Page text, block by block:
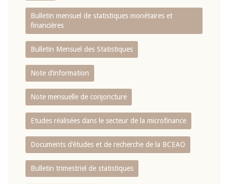
Bulletin mensuel de statistiques monétaires et
financières
Bulletin Mensuel des Statistiques
Note d’information
Note mensuelle de conjoncture
Etudes réalisées dans le secteur de la microfinance
Documents d’études et de recherche de la BCEAO
Bulletin trimestriel de statistiques